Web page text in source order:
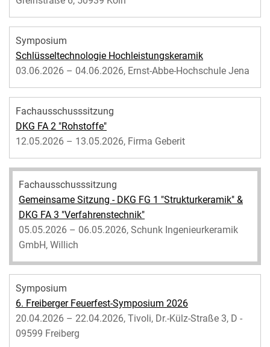
Symposium
Schlüsseltechnologie Hochleistungskeramik
03.06.2026 – 04.06.2026, Ernst-Abbe-Hochschule Jena
Fachausschusssitzung
DKG FA 2 "Rohstoffe"
12.05.2026 – 13.05.2026, Firma Geberit
Fachausschusssitzung
Gemeinsame Sitzung - DKG FG 1 "Strukturkeramik" &
DKG FA 3 "Verfahrenstechnik"
05.05.2026 – 06.05.2026, Schunk Ingenieurkeramik
GmbH, Willich
Symposium
6. Freiberger Feuerfest-Symposium 2026
20.04.2026 – 22.04.2026, Tivoli, Dr.-Külz-Straße 3, D -
09599 Freiberg